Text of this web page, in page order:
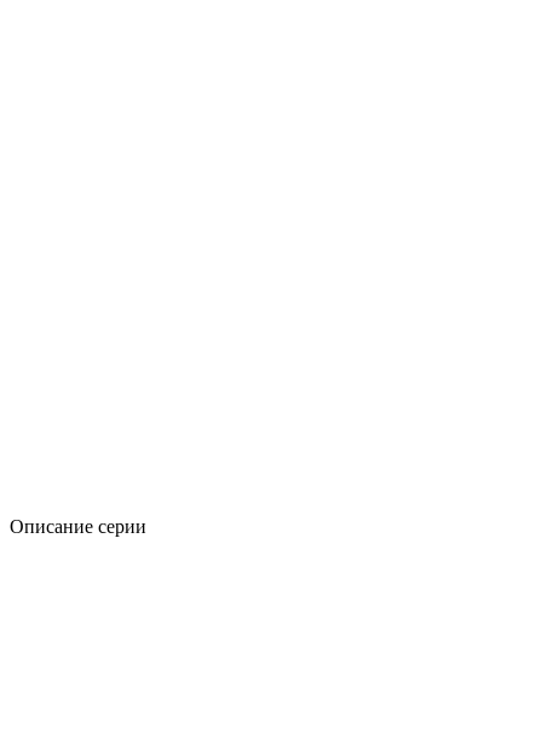
Описание серии